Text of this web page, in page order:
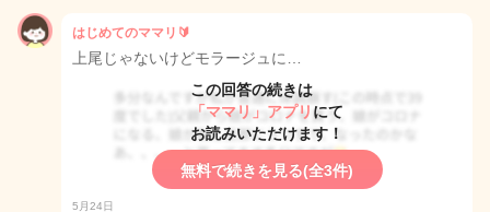
はじめてのママリ🔰
上尾じゃないけどモラージュに…
この回答の続きは
「ママリ」アプリ にて
お読みいただけます！
無料で続きを見る(全3件)
5月24日